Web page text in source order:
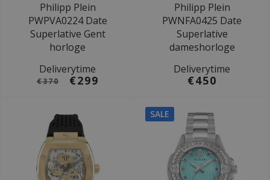
Philipp Plein
PWPVA0224 Date
Superlative Gent
horloge
Deliverytime
€370 €299
Philipp Plein
PWNFA0425 Date
Superlative
dameshorloge
Deliverytime
€450
SALE